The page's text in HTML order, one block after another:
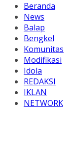
Beranda
News
Balap
Bengkel
Komunitas
Modifikasi
Idola
REDAKSI
IKLAN
NETWORK